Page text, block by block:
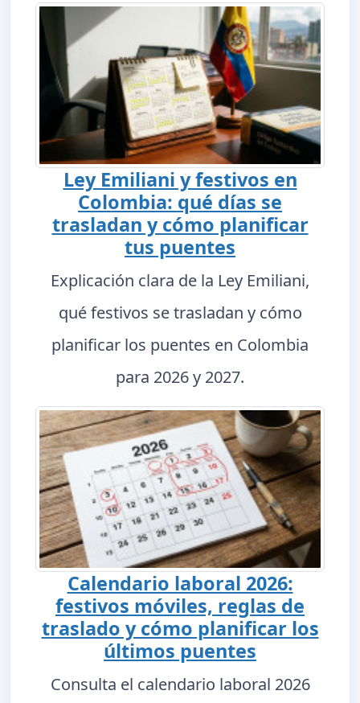
Ley Emiliani y festivos en
Colombia: qué días se
trasladan y cómo planificar
tus puentes
Explicación clara de la Ley Emiliani,
qué festivos se trasladan y cómo
planificar los puentes en Colombia
para 2026 y 2027.
Calendario laboral 2026:
festivos móviles, reglas de
traslado y cómo planificar los
últimos puentes
Consulta el calendario laboral 2026